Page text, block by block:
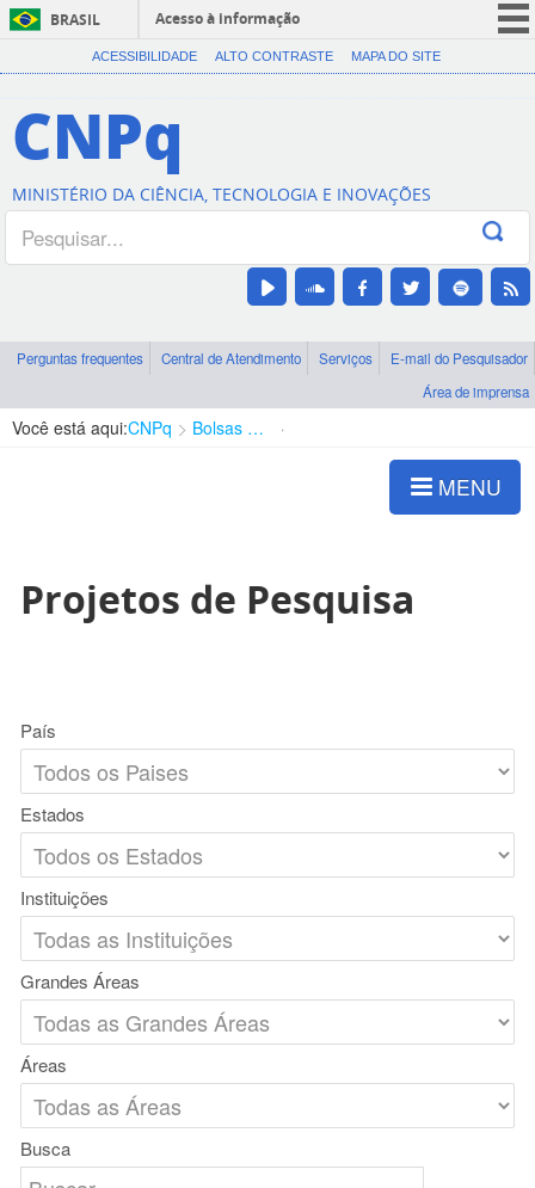
BRASIL
Acesso à informação
CORONAVÍRUS (COVID-19)
Canais
ACESSIBILIDADE ALTO CONTRASTE MAPA DO SITE
CNPq
MINISTÉRIO DA CIÊNCIA, TECNOLOGIA E INOVAÇÕES
Perguntas frequentes Central de Atendimento Serviços
E-mail do Pesquisador
Área de imprensa
Você está aqui:CNPq Bolsas e Auxílios Vigentes
MENU
Projetos de Pesquisa
País
Estados
Instituições
Grandes Áreas
Áreas
Busca